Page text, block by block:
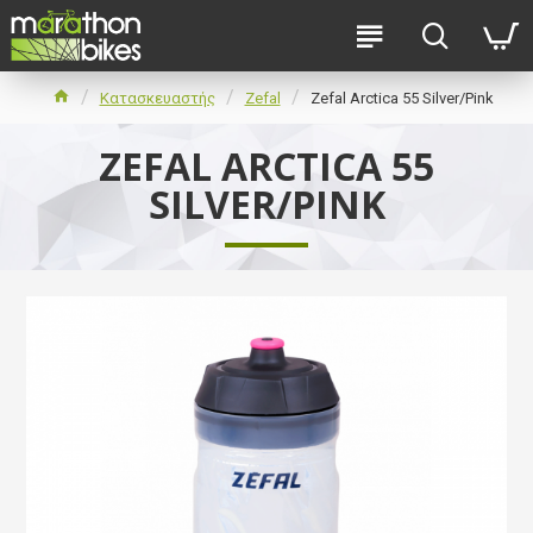
Κατασκευαστής Zefal Zefal Arctica 55 Silver/Pink
ZEFAL ARCTICA 55
SILVER/PINK